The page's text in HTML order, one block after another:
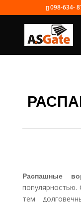
098-634-
Распашные
тем